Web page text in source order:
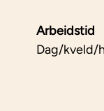
Arbeidstid
Dag/kveld/